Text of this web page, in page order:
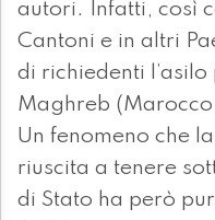
autori. Infatti, così
Cantoni e in altri
di richiedenti
Maghreb
Un fenomeno che
riuscita a tenere
di Stato ha però